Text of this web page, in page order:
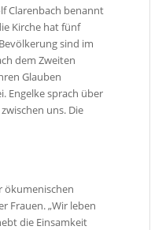
Clarenbach benannt
Kirche hat fünf
sind im
dem Zweiten
Glauben
Engelke sprach über
uns. Die
ökumenischen
Frauen. „Wir leben
die Einsamkeit